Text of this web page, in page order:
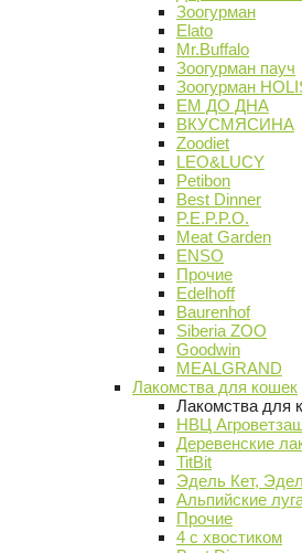
Зоогурман
Elato
Mr.Buffalo
Зоогурман пауч
Зоогурман
ЕМ ДО ДНА
ВКУСМЯСИНА
Zoodiet
LEO&LUCY
Petibon
Best Dinner
P.E.P.P.O.
Meat Garden
ENSO
Прочие
Edelhoff
Baurenhof
Siberia ZOO
Goodwin
MEALGRAND
Лакомства для кошек
Лакомства для
НВЦ
Деревенские
TitBit
Эдель Кет,
Альпийские
Прочие
4 с хвостиком